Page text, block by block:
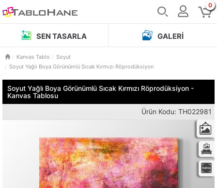
0
SEN TASARLA GALERI
Kanvas Tablo
Soyut
Soyut Yağlı Boya Görünümlü Sıcak Kırmızı Röprodüksiyon
Soyut Yağlı Boya Görünümlü Sıcak Kırmızı Röprodüksiyon -
Kanvas Tablosu
Ürün Kodu: TH022981